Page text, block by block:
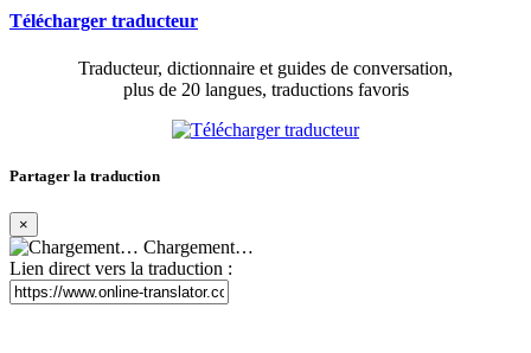
Télécharger traducteur
Traducteur, dictionnaire et guides de conversation,
plus de 20 langues, traductions favoris
Partager la traduction
×
Chargement…
Lien direct vers la traduction :